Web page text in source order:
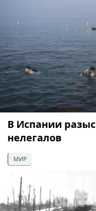
В Испании
нелегалов
МИР